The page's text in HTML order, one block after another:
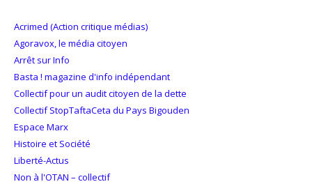
Acrimed (Action critique médias)
Agoravox, le média citoyen
Arrêt sur Info
Basta ! magazine d'info indépendant
Collectif pour un audit citoyen de la dette
Collectif StopTaftaCeta du Pays Bigouden
Espace Marx
Histoire et Société
Liberté-Actus
Non à l'OTAN – collectif